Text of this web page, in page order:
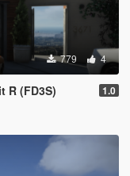
779 4
R (FD3S) 1.0